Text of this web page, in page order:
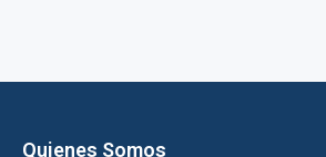
Quienes Somos